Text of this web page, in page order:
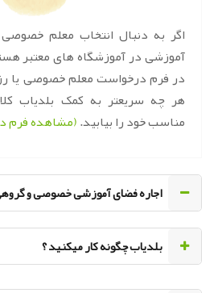
اگر به دنبال انتخاب معلم
آموزشی در آموزشگاه های معتبر
در فرم درخواست معلم خصوصی یا
هر چه سریعتر به کمک بلدیاب
مناسب خود را بیابید.(مشاهده فرم
اجاره فضای آموزشی خصوصی و
‌بلدیاب چگونه کار میکنید ؟